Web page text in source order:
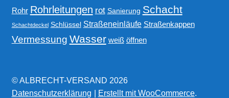
Rohr Rohrleitungen rot Sanierung Schacht
Schachtdeckel Schlüssel Straßeneinläufe Straßenkappen
Vermessung Wasser weiß öffnen
© ALBRECHT-VERSAND 2026
Datenschutzerklärung
Erstellt mit WooCommerce.